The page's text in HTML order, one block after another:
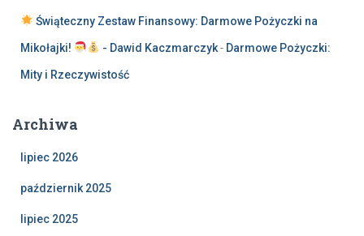
Świąteczny Zestaw Finansowy: Darmowe Pożyczki na
Mikołajki! - Dawid Kaczmarczyk- Darmowe Pożyczki:
Mity i Rzeczywistość
Archiwa
lipiec 2026
październik 2025
lipiec 2025